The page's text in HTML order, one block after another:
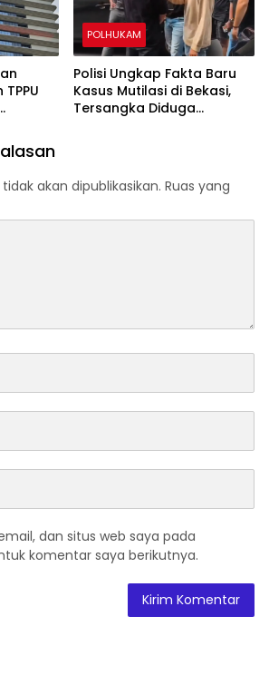
POLHUKAM
Polisi Ungkap Fakta Baru
Kasus Mutilasi di Bekasi,
Tersangka Diduga
akan dipublikasikan. Ruas yang
dan situs web saya pada
komentar saya berikutnya.